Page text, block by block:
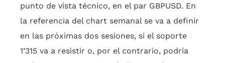
punto de vista técnico, en el par GBPUSD. En
la referencia del chart semanal se va a definir
en las próximas dos sesiones, si el soporte
1’315 va a resistir o, por el contrario, podría